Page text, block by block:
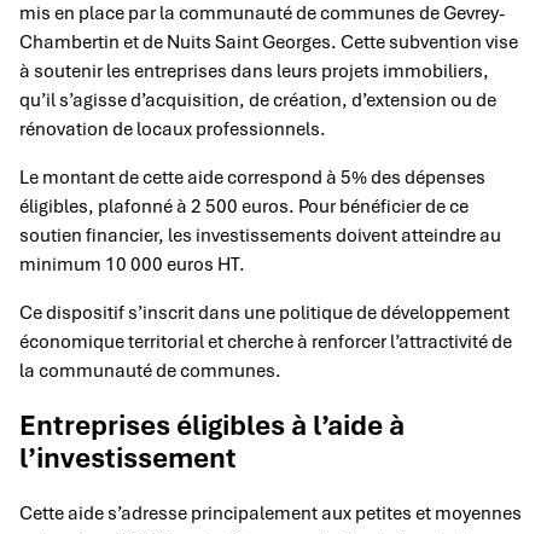
mis en place par la communauté de communes de Gevrey-
Chambertin et de Nuits Saint Georges. Cette subvention vise
à soutenir les entreprises dans leurs projets immobiliers,
qu’il s’agisse d’acquisition, de création, d’extension ou de
rénovation de locaux professionnels.
Le montant de cette aide correspond à 5% des dépenses
éligibles, plafonné à 2 500 euros. Pour bénéficier de ce
soutien financier, les investissements doivent atteindre au
minimum 10 000 euros HT.
Ce dispositif s’inscrit dans une politique de développement
économique territorial et cherche à renforcer l’attractivité de
la communauté de communes.
Entreprises éligibles à l’aide à
l’investissement
Cette aide s’adresse principalement aux petites et moyennes